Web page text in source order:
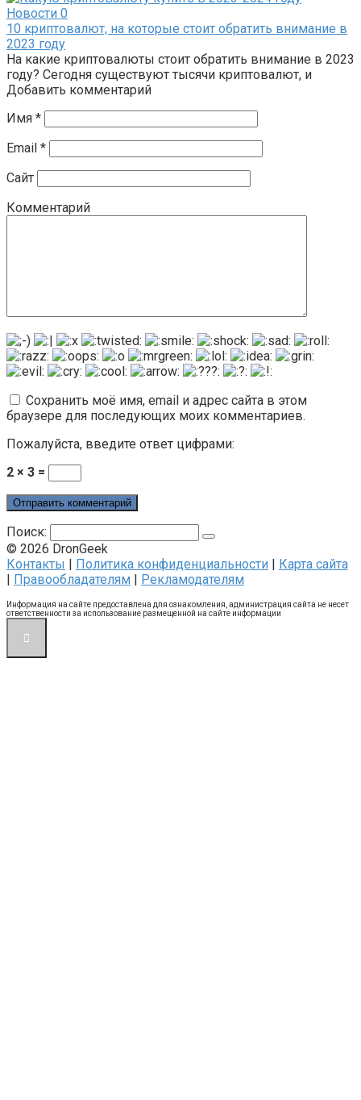
Новости 0
10 криптовалют, на которые стоит обратить внимание в
2023 году
На какие криптовалюты стоит обратить внимание в 2023
году? Сегодня существуют тысячи криптовалют, и
Добавить комментарий
Имя *
Email *
Сайт
Комментарий
Сохранить моё имя, email и адрес сайта в этом
браузере для последующих моих комментариев.
Пожалуйста, введите ответ цифрами:
2 × 3 =
Поиск:
© 2026 DronGeek
Контакты
Политика конфиденциальности
Карта сайта
Правообладателям Рекламодателям
Информация на сайте предоставлена для ознакомления, администрация сайта не несет
ответственности за использование размещенной на сайте информации